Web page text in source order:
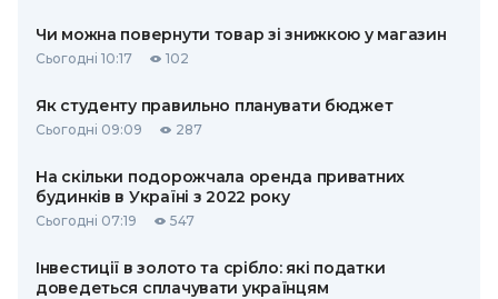
Чи можна повернути товар зі знижкою у магазин
Сьогодні 10:17 102
Як студенту правильно планувати бюджет
Сьогодні 09:09 287
На скільки подорожчала оренда приватних
будинків в Україні з 2022 року
Сьогодні 07:19 547
Інвестиції в золото та срібло: які податки
доведеться сплачувати українцям